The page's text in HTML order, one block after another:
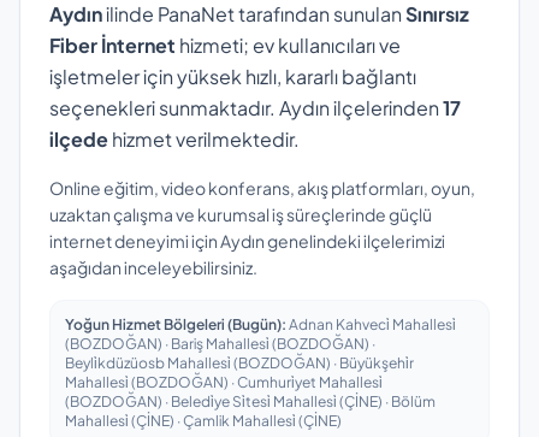
Aydınilinde PanaNet tarafından sunulanSınırsız
Fiber İnternet hizmeti; ev kullanıcıları ve
işletmeler için yüksek hızlı, kararlı bağlantı
seçenekleri sunmaktadır. Aydın ilçelerinden17
ilçedehizmet verilmektedir.
Online eğitim, video konferans, akış platformları, oyun,
uzaktan çalışma ve kurumsal iş süreçlerinde güçlü
internet deneyimi için Aydın genelindeki ilçelerimizi
aşağıdan inceleyebilirsiniz.
Yoğun Hizmet Bölgeleri (Bugün): Adnan Kahveci̇ Mahallesi̇
(BOZDOĞAN) · Bariş Mahallesi̇ (BOZDOĞAN) ·
Beyli̇kdüzüosb Mahallesi̇ (BOZDOĞAN) · Büyükşehi̇r
Mahallesi̇ (BOZDOĞAN) · Cumhuri̇yet Mahallesi̇
(BOZDOĞAN) · Beledi̇ye Si̇tesi̇ Mahallesi̇ (ÇİNE) · Bölüm
Mahallesi̇ (ÇİNE) · Çamlik Mahallesi̇ (ÇİNE)